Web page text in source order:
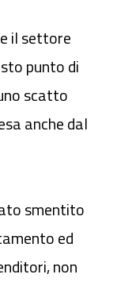
il settore
punto di
scatto
anche dal
smentito
ed
non